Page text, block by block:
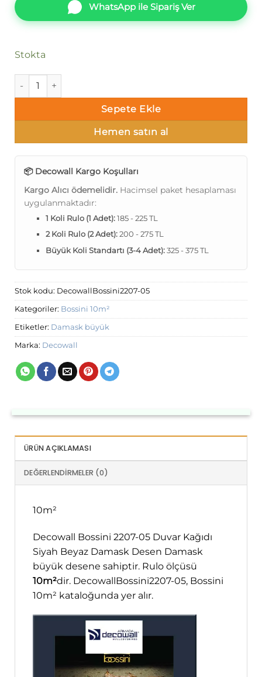
WhatsApp ile Sipariş Ver
Stokta
Decowall Bossini 2207-05 Duvar Kağıdı Siyah Beyaz
Sepete Ekle
Hemen satın al
📦 Decowall Kargo Koşulları
Kargo Alıcı ödemelidir. Hacimsel paket hesaplaması
uygulanmaktadır:
1 Koli Rulo (1 Adet):185 - 225 TL
2 Koli Rulo (2 Adet):200 - 275 TL
Büyük Koli Standartı (3-4 Adet):325 - 375 TL
Stok kodu: DecowallBossini2207-05
Kategoriler: Bossini 10m²
Etiketler: Damask büyük
Marka: Decowall
ÜRÜN AÇIKLAMASI
DEĞERLENDIRMELER (0)
10m²
Decowall Bossini 2207-05 Duvar Kağıdı
Siyah Beyaz Damask Desen Damask
büyük desene sahiptir. Rulo ölçüsü
10m²dir. DecowallBossini2207-05, Bossini
10m² kataloğunda yer alır.